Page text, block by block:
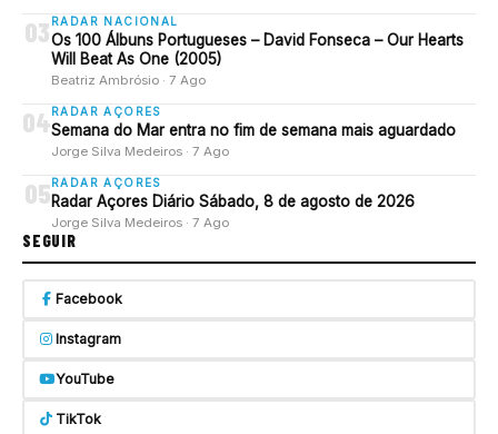
03 RADAR NACIONAL
Os 100 Álbuns Portugueses – David Fonseca – Our Hearts
Will Beat As One (2005)
Beatriz Ambrósio · 7 Ago
04RADAR AÇORES
Semana do Mar entra no fim de semana mais aguardado
Jorge Silva Medeiros · 7 Ago
05 RADAR AÇORES
Radar Açores Diário Sábado, 8 de agosto de 2026
Jorge Silva Medeiros · 7 Ago
SEGUIR
Facebook
Instagram
YouTube
TikTok